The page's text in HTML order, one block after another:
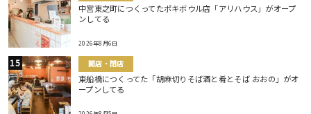
中宮東之町につくってたポキボウル店「アリハウス」がオープ
ンしてる
2026年8月6日
開店・閉店
東船橋につくってた「胡麻切りそば酒と肴とそば おおの」がオ
ープンしてる